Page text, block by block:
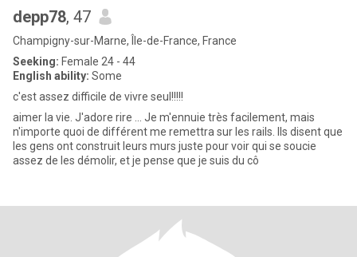
depp78, 47
Champigny-sur-Marne, Île-de-France, France
Seeking: Female 24 - 44
English ability: Some
c'est assez difficile de vivre seul!!!!!
aimer la vie. J'adore rire ... Je m'ennuie très facilement, mais
n'importe quoi de différent me remettra sur les rails. Ils disent que
les gens ont construit leurs murs juste pour voir qui se soucie
assez de les démolir, et je pense que je suis du cô